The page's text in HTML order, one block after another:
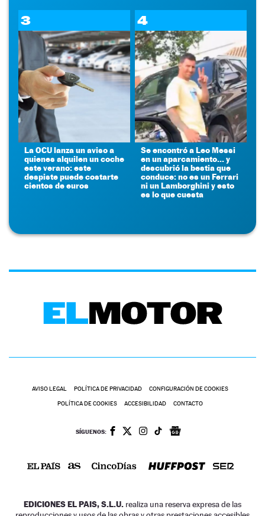
3
La OCU lanza un aviso a
quienes alquilen un coche
este verano: este
despiste puede costarte
cientos de euros
4
Se encontró a Leo Messi
en un aparcamiento... y
descubrió la bestia que
conduce: no es un Ferrari
ni un Lamborghini y esto
es lo que cuesta
AVISO LEGAL POLÍTICA DE PRIVACIDAD CONFIGURACIÓN DE COOKIES
POLÍTICA DE COOKIES ACCESIBILIDAD CONTACTO
SÍGUENOS:
EDICIONES EL PAIS, S.L.U. realiza una reserva expresa de las